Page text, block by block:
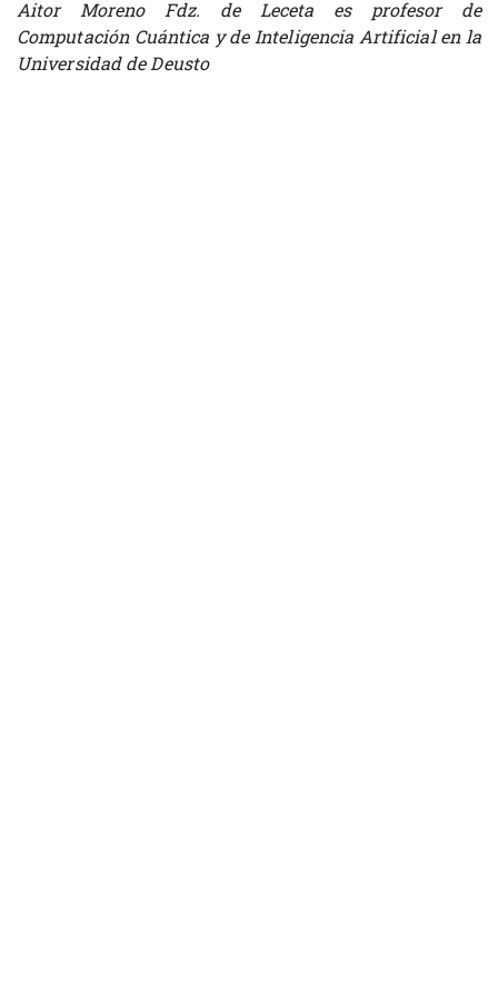
Aitor Moreno Fdz. de Leceta es profesor de
Computación Cuántica y de Inteligencia Artificial en la
Universidad de Deusto